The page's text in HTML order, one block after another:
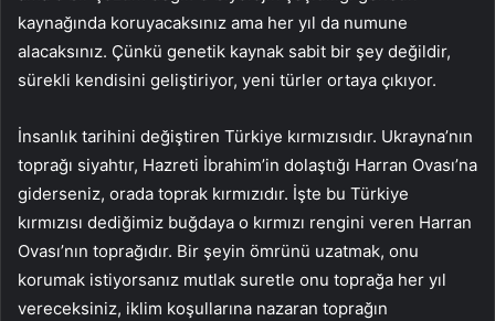
kaynağında koruyacaksınız ama her yıl da numune
alacaksınız. Çünkü genetik kaynak sabit bir şey değildir,
sürekli kendisini geliştiriyor, yeni türler ortaya çıkıyor.
İnsanlık tarihini değiştiren Türkiye kırmızısıdır. Ukrayna’nın
toprağı siyahtır, Hazreti İbrahim’in dolaştığı Harran Ovası’na
giderseniz, orada toprak kırmızıdır. İşte bu Türkiye
kırmızısı dediğimiz buğdaya o kırmızı rengini veren Harran
Ovası’nın toprağıdır. Bir şeyin ömrünü uzatmak, onu
korumak istiyorsanız mutlak suretle onu toprağa her yıl
vereceksiniz, iklim koşullarına nazaran toprağın